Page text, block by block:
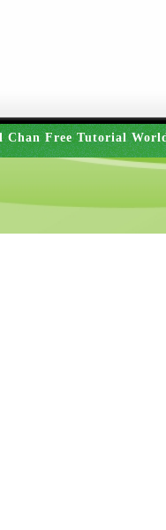
Chan Free Tutorial